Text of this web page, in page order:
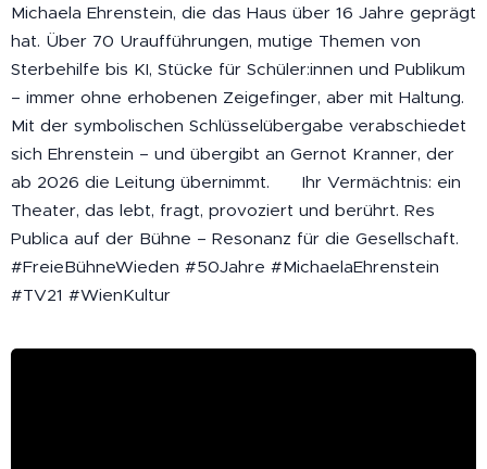
Michaela Ehrenstein, die das Haus über 16 Jahre geprägt
hat. Über 70 Uraufführungen, mutige Themen von
Sterbehilfe bis KI, Stücke für Schüler:innen und Publikum
– immer ohne erhobenen Zeigefinger, aber mit Haltung.
Mit der symbolischen Schlüsselübergabe verabschiedet
sich Ehrenstein – und übergibt an Gernot Kranner, der
ab 2026 die Leitung übernimmt. ✨ Ihr Vermächtnis: ein
Theater, das lebt, fragt, provoziert und berührt. Res
Publica auf der Bühne – Resonanz für die Gesellschaft.
#FreieBühneWieden #50Jahre #MichaelaEhrenstein
#TV21 #WienKultur